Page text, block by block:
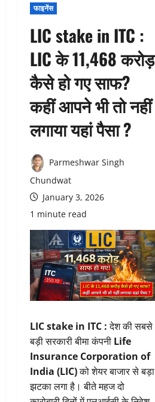
फाइनेंस
LIC stake in ITC :
LIC के 11,468 करोड़
कैसे हो गए साफ?
कहीं आपने भी तो नहीं
लगाया यहां पैसा ?
Parmeshwar Singh
Chundwat
January 3, 2026
1 minute read
LIC stake in ITC :देश की सबसे
बड़ी सरकारी बीमा कंपनी Life
Insurance Corporation of
India (LIC)को शेयर बाजार से बड़ा
झटका लगा है। बीते महज दो